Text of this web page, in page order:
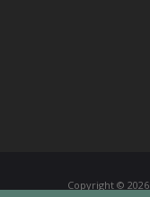
Copyright © 2026